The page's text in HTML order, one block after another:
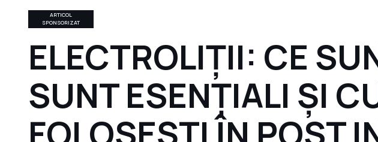
ARTICOL
SPONSORIZAT
ELECTROLIȚII: CE
SUNT ESENȚIALI ȘI